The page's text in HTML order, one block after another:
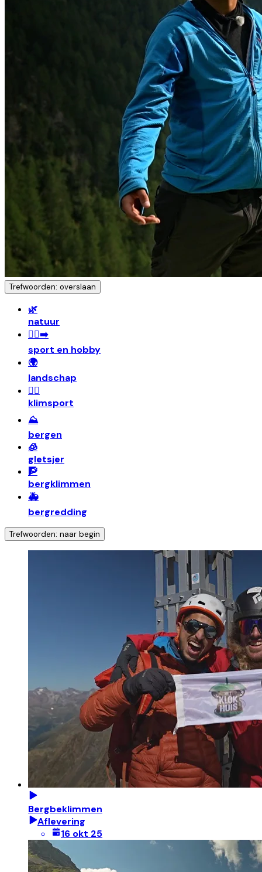
Trefwoorden: overslaan
🌿
natuur
🏃‍♀️‍➡️
sport en hobby
🌍
landschap
🧗‍♂️
klimsport
⛰️
bergen
🧊
gletsjer
🧗
bergklimmen
🚑
bergredding
Trefwoorden: naar begin
Bergbeklimmen
Aflevering
16 okt 25